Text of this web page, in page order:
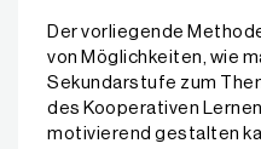
Der vorliegende
von Möglichkeiten, wie
Sekundarstufe zum
des Kooperativen
motivierend gestalten